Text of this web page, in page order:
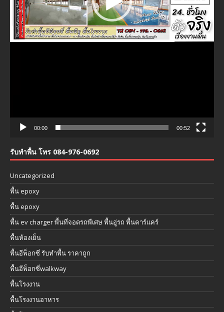
00:00 00:52
รับทำพื้น โทร 084-976-0692
Uncategorized
พื้น epoxy
พื้น epoxy
พื้น ev charger พื้นที่จอดรถพืเศษ พื้นอู่รถ พื้นคาร์แคร์
พื้นห้องเย็น
พื้นอีพ็อกซี่ รับทำพื้น ราคาถูก
พื้นอีพ็อกซี่walkway
พื้นโรงงาน
พื้นโรงงานอาหาร